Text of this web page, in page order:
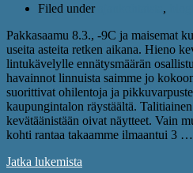
Filed under ,
Pakkasaamu 8.3., -9C ja maisemat
useita asteita retken aikana. Hieno
lintukävelylle ennätysmäärän
havainnot linnuista saimme jo
suorittivat ohilentoja ja
kaupungintalon räystäältä.
kevätäänistään oivat näytteet. Vain
kohti rantaa takaamme ilmaantui 3 …
Jatka lukemista